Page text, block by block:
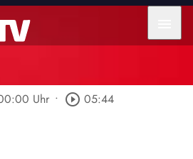
Uhr • play_circle_outline 05:44